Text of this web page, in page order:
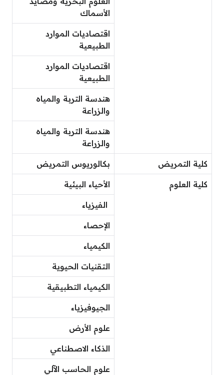
الأسماك
اقتصاديات الموارد
الطبيعية
اقتصاديات الموارد
الطبيعية
هندسة التربة والمياه
والزراعة
هندسة التربة والمياه
والزراعة
كلية التمريض بكالوريوس التمريض
كلية العلوم الأحياء البيئية
الفيزياء
الإحصاء
الكيمياء
التقنيات الحيوية
الكيمياء التطبيقية
الجيوفيزياء
علوم الأرض
الذكاء الاصطناعي
علوم الحاسب الآلي